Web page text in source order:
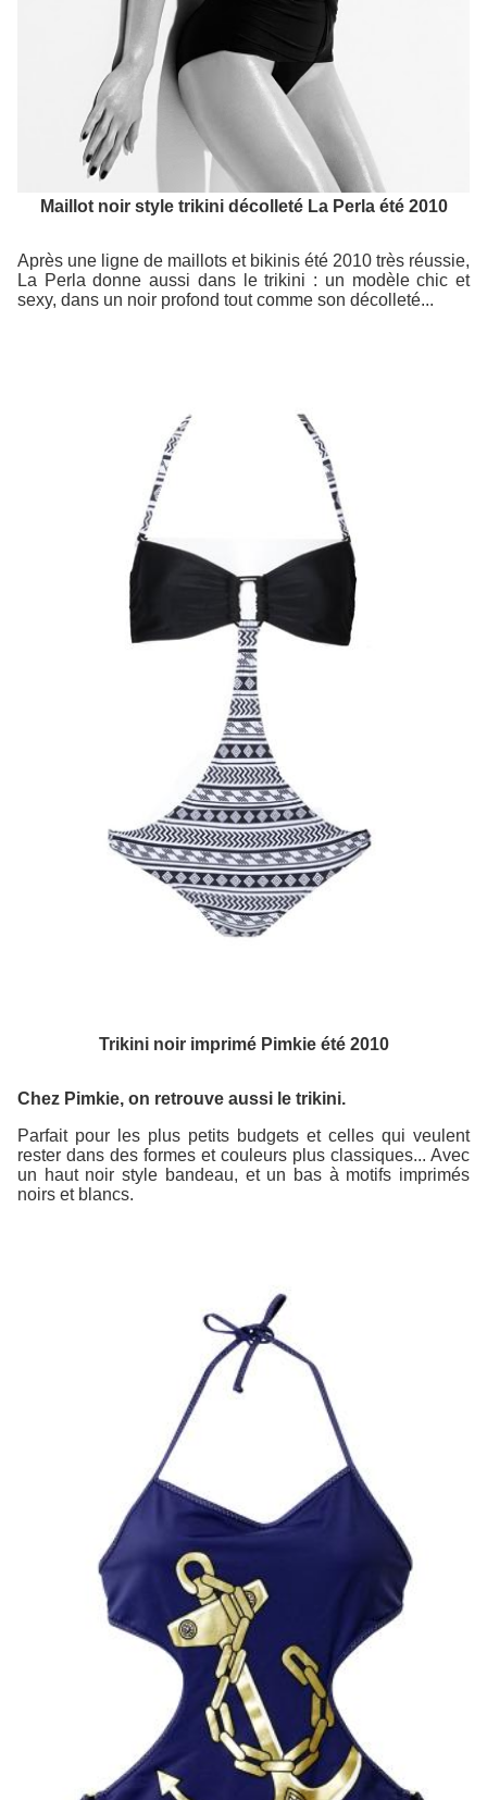
Maillot noir style trikini décolleté La Perla été 2010
Après une ligne de maillots et bikinis été 2010 très réussie,
La Perla donne aussi dans le trikini : un modèle chic et
sexy, dans un noir profond tout comme son décolleté...
Trikini noir imprimé Pimkie été 2010
Chez Pimkie, on retrouve aussi le trikini.
Parfait pour les plus petits budgets et celles qui veulent
rester dans des formes et couleurs plus classiques... Avec
un haut noir style bandeau, et un bas à motifs imprimés
noirs et blancs.